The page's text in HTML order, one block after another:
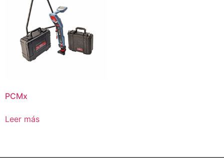
PCMx
Leer más